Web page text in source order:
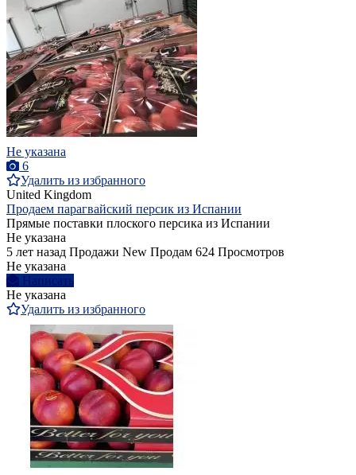
Не указана
6
Удалить из избранного
United Kingdom
Продаем парагвайский персик из Испании
Прямые поставки плоского персика из Испании
Не указана
5 лет назад Продажи New Продам 624 Просмотров
Не указана
Написать
Не указана
Удалить из избранного